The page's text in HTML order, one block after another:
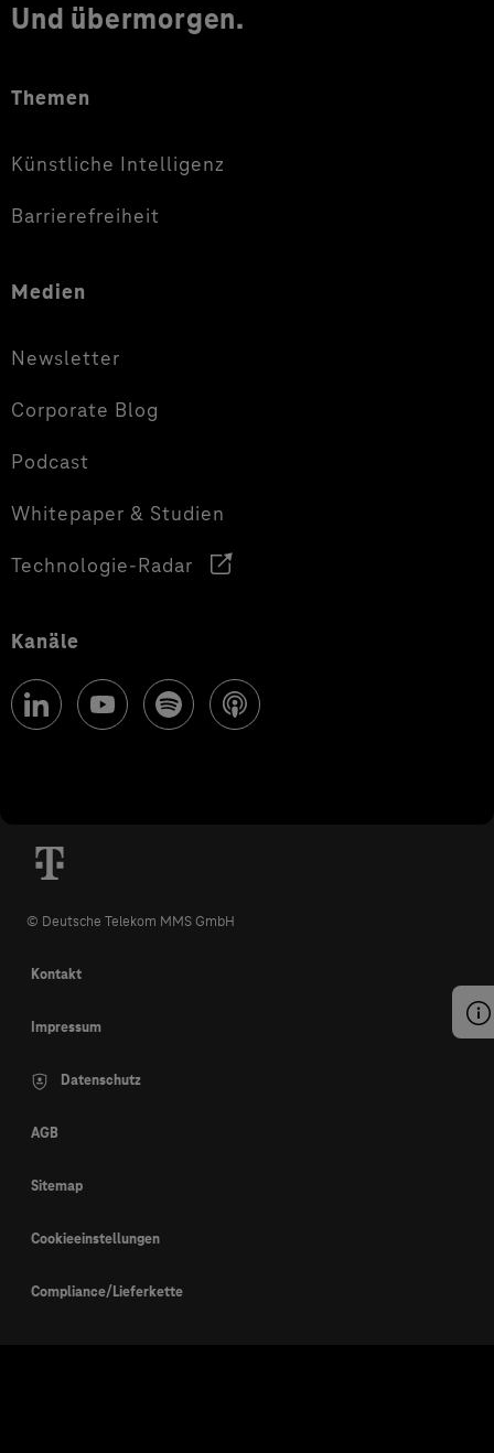
Und übermorgen.
Themen
Künstliche Intelligenz
Barrierefreiheit
Medien
Newsletter
Corporate Blog
Podcast
Whitepaper & Studien
Technologie-Radar
Kanäle
© Deutsche Telekom MMS GmbH
Kontakt
Impressum
Datenschutz
AGB
Sitemap
Cookieeinstellungen
Compliance/Lieferkette